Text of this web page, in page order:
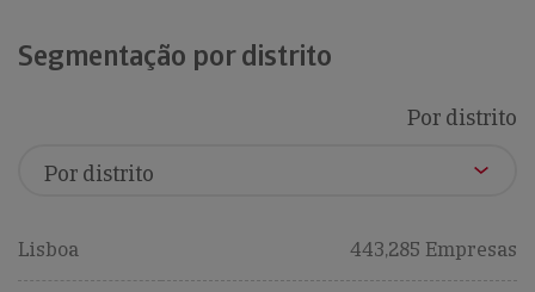
Segmentação por distrito
Por distrito
Lisboa 443,285 Empresas